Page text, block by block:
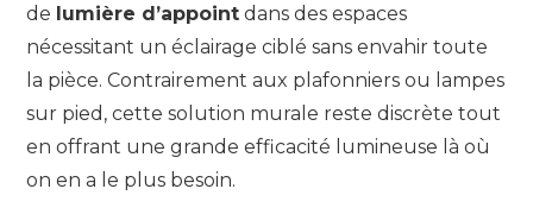
de lumière d’appoint dans des espaces
nécessitant un éclairage ciblé sans envahir toute
la pièce. Contrairement aux plafonniers ou lampes
sur pied, cette solution murale reste discrète tout
en offrant une grande efficacité lumineuse là où
on en a le plus besoin.